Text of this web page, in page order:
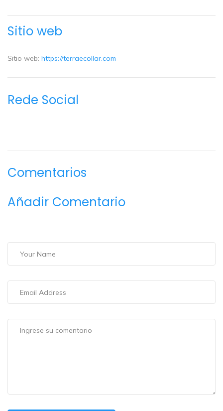
Sitio web
Sitio web: https://terraecollar.com
Rede Social
Comentarios
Añadir Comentario